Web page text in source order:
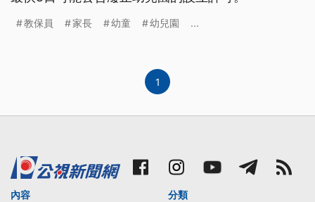
教保員 家長 幼童 幼兒園 ...
1
內容
分類